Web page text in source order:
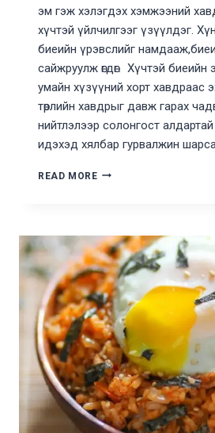
эм гэж хэлэгдэх хэмжээний
хүчтэй үйлчилгээг үзүүлдэг.
биеийн үрэвслийг
сайжруулж өгдөг. Хүчтэй биеийн
умайн хүзүүний хорт хавдраас
төрлийн хавдрыг давж гарах
нийтлэлээр солонгост алдартай
идэхэд хялбар гурвалжин
READ MOREШАРСАН